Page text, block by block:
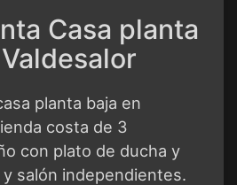
Casa planta
planta baja en
costa de 3
con plato de ducha y
salón independientes.